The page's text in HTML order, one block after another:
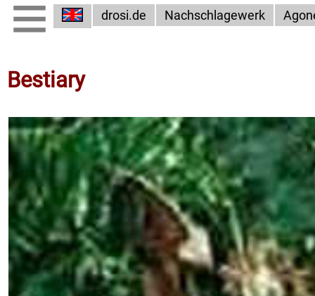
drosi.de Nachschlagewerk
Bestiary